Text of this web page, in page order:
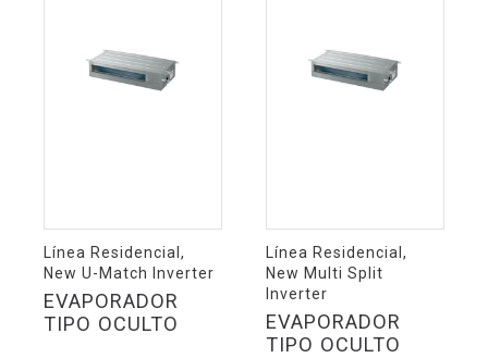
Línea Residencial,
New U-Match Inverter
EVAPORADOR
TIPO OCULTO
Línea Residencial,
New Multi Split
Inverter
EVAPORADOR
TIPO OCULTO